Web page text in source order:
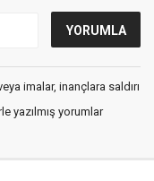
imalar, inançlara saldırı
yazılmış yorumlar